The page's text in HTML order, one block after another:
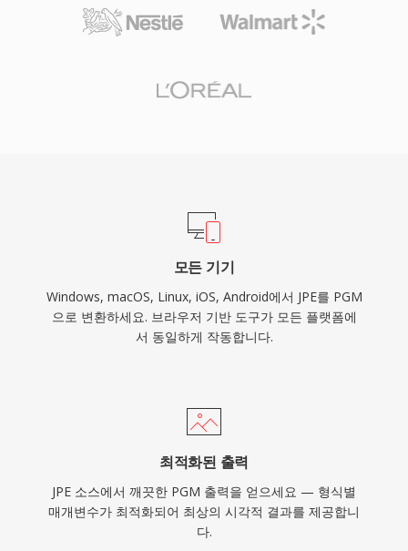
모든 기기
Windows, macOS, Linux, iOS, Android에서 JPE를 PGM
으로 변환하세요. 브라우저 기반 도구가 모든 플랫폼에
서 동일하게 작동합니다.
최적화된 출력
JPE 소스에서 깨끗한 PGM 출력을 얻으세요 — 형식별
매개변수가 최적화되어 최상의 시각적 결과를 제공합니
다.